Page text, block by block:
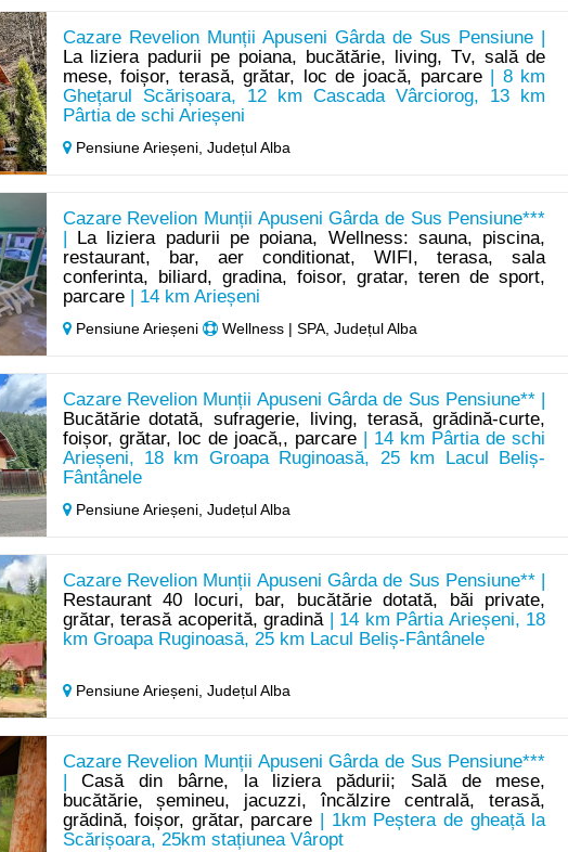
Cazare Revelion Munții Apuseni Gârda de Sus Pensiune |
La liziera padurii pe poiana, bucătărie, living, Tv, sală de
mese, foișor, terasă, grătar, loc de joacă, parcare| 8 km
Ghețarul Scărișoara, 12 km Cascada Vârciorog, 13 km
Pârtia de schi Arieșeni
Pensiune Arieșeni, Județul Alba
Cazare Revelion Munții Apuseni Gârda de Sus Pensiune***
La liziera padurii pe poiana, Wellness: sauna, piscina,
restaurant, bar, aer conditionat, WIFI, terasa, sala
conferinta, biliard, gradina, foisor, gratar, teren de sport,
parcare| 14 km Arieșeni
Pensiune Arieșeni Wellness | SPA, Județul Alba
Cazare Revelion Munții Apuseni Gârda de Sus Pensiune** |
Bucătărie dotată, sufragerie, living, terasă, grădină-curte,
foișor, grătar, loc de joacă,, parcare| 14 km Pârtia de schi
Arieșeni, 18 km Groapa Ruginoasă, 25 km Lacul Beliș-
Fântânele
Pensiune Arieșeni, Județul Alba
Cazare Revelion Munții Apuseni Gârda de Sus Pensiune** |
Restaurant 40 locuri, bar, bucătărie dotată, băi private,
grătar, terasă acoperită, gradină| 14 km Pârtia Arieșeni, 18
km Groapa Ruginoasă, 25 km Lacul Beliș-Fântânele
Pensiune Arieșeni, Județul Alba
Cazare Revelion Munții Apuseni Gârda de Sus Pensiune***
|Casă din bârne, la liziera pădurii; Sală de mese,
bucătărie, șemineu, jacuzzi, încălzire centrală, terasă,
grădină, foișor, grătar, parcare | 1km Peștera de gheață la
Scărișoara, 25km stațiunea Vâropt